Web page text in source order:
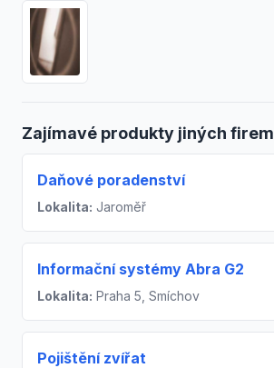
Zajímavé produkty jiných firem
Daňové poradenství
Lokalita: Jaroměř
Informační systémy Abra G2
Lokalita: Praha 5, Smíchov
Pojištění zvířat